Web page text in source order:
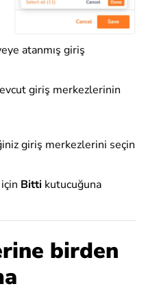
atanmış giriş
giriş merkezlerinin
giriş merkezlerini seçin
Bitti kutucuğuna
birden